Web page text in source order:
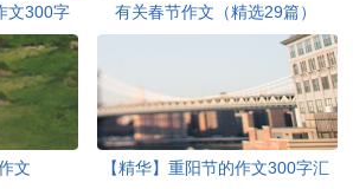
文300字
有关春节作文（精选29篇）
文
【精华】重阳节的作文300字汇